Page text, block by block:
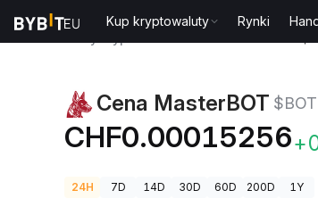
Kup kryptowaluty Rynki
Cena MasterBOT $BOT
CHF0.00015256
24H 7D 14D 30D 60D 200D 1Y